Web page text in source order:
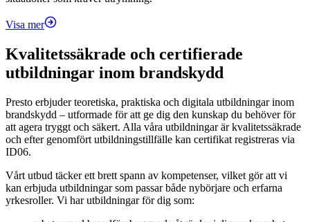
Visa mer
Kvalitetssäkrade och certifierade
utbildningar inom brandskydd
Presto erbjuder teoretiska, praktiska och digitala utbildningar inom
brandskydd – utformade för att ge dig den kunskap du behöver för
att agera tryggt och säkert. Alla våra utbildningar är kvalitetssäkrade
och efter genomfört utbildningstillfälle kan certifikat registreras via
ID06.
Vårt utbud täcker ett brett spann av kompetenser, vilket gör att vi
kan erbjuda utbildningar som passar både nybörjare och erfarna
yrkesroller. Vi har utbildningar för dig som: